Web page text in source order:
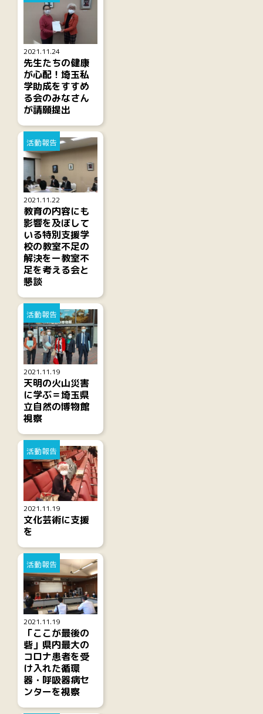
2021.11.24
先生たちの健康
が心配！埼玉私
学助成をすすめ
る会のみなさん
が請願提出
2021.11.22
活動報告
教育の内容にも
影響を及ぼして
いる特別支援学
校の教室不足の
解決をー教室不
足を考える会と
懇談
2021.11.19
活動報告
天明の火山災害
に学ぶ＝埼玉県
立自然の博物館
視察
2021.11.19
活動報告
文化芸術に支援
を
2021.11.19
活動報告
「ここが最後の
砦」県内最大の
コロナ患者を受
け入れた循環
器・呼吸器病セ
ンターを視察